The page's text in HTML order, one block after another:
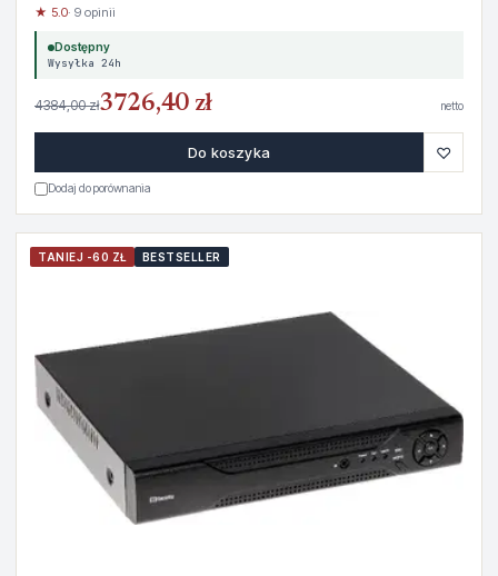
★ 5.0· 9 opinii
Dostępny
Wysyłka 24h
4384,00 zł3726,40 zł netto
Do koszyka ♡
Dodaj do porównania
TANIEJ -60 ZŁ BESTSELLER